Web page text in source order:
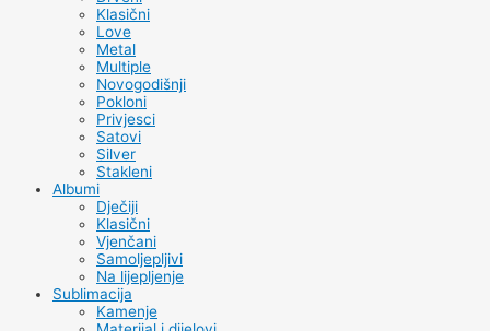
Klasični
Love
Metal
Multiple
Novogodišnji
Pokloni
Privjesci
Satovi
Silver
Stakleni
Albumi
Dječiji
Klasični
Vjenčani
Samoljepljivi
Na lijepljenje
Sublimacija
Kamenje